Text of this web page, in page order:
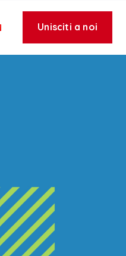
Unisciti a noi